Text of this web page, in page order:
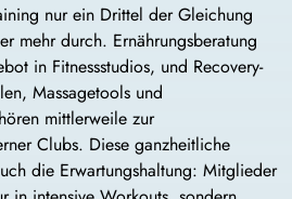
nur ein Drittel der Gleichung
mehr durch. Ernährungsberatung
in Fitnessstudios, und Recovery-
Massagetools und
mittlerweile zur
Clubs. Diese ganzheitliche
die Erwartungshaltung: Mitglieder